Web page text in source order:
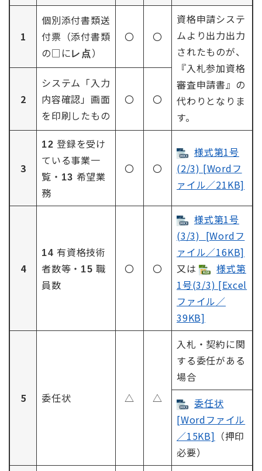
1
個別添付書類送
付票（添付書類
の□にレ点 ）
〇 〇
資格申請システ
ムより出力出力
されたものが、
『入札参加資格
審査申請書』の
代わりとなりま
す。
2
システム「入力
内容確認」画面
を印刷したもの
〇 〇
3
12 登録を受け
ている事業一
覧・ 13 希望業
務
〇 〇
様式第1号
(2/3) [Wordフ
ァイル／21KB]
4
14 有資格技術
者数等・ 15 職
員数
〇 〇
様式第1号
(3/3) [Wordフ
ァイル／16KB]
又は
様式第
1号(3/3) [Excel
ファイル／
39KB]
5 委任状 △ △
入札・契約に関
する委任がある
場合
委任状
[Wordファイル
／15KB] （押印
必要）